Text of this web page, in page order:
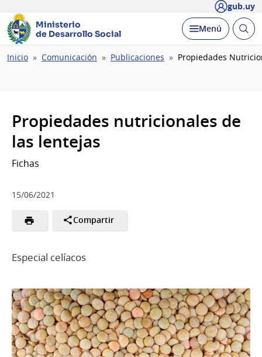
gub.uy
Ministerio
de Desarrollo Social
Desplegar
Menú Abrir
Ruta
Inicio Comunicación Publicaciones Propiedades
Propiedades nutricionales de
las lentejas
Fichas
15/06/2021
Compartir
Especial celíacos